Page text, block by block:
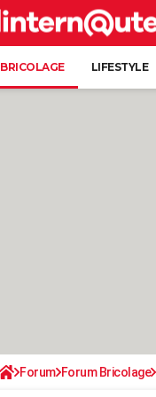
BRICOLAGE LIFESTYLE
Forum Forum Bricolage